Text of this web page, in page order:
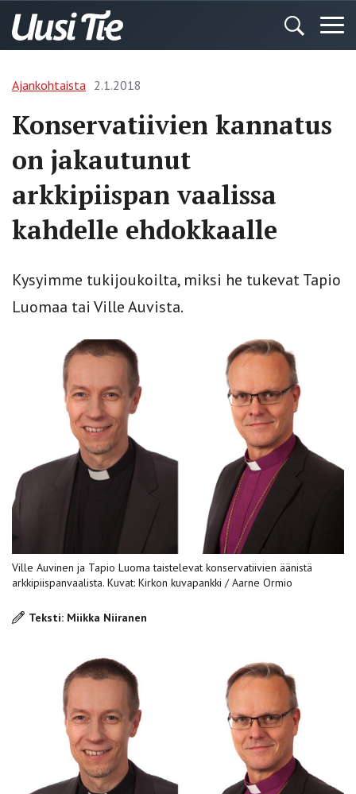
Ajankohtaista 2.1.2018
Konservatiivien kannatus
on jakautunut
arkkipiispan vaalissa
kahdelle ehdokkaalle
Kysyimme tukijoukoilta, miksi he tukevat Tapio
Luomaa tai Ville Auvista.
Ville Auvinen ja Tapio Luoma taistelevat konservatiivien äänistä
arkkipiispanvaalista. Kuvat: Kirkon kuvapankki / Aarne Ormio
Teksti: Miikka Niiranen